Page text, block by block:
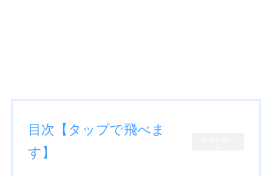
目次【タップで飛べま
す】